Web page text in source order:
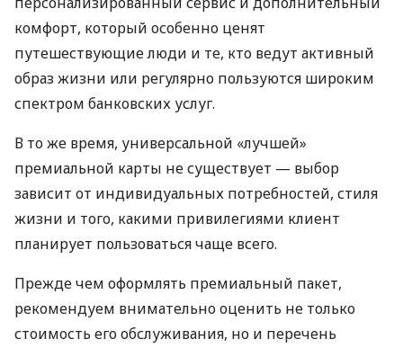
комфорт, который особенно ценят
путешествующие люди и те, кто ведут активный
образ жизни или регулярно пользуются широким
спектром банковских услуг.
В то же время, универсальной «лучшей»
премиальной карты не существует — выбор
зависит от индивидуальных потребностей, стиля
жизни и того, какими привилегиями клиент
планирует пользоваться чаще всего.
Прежде чем оформлять премиальный пакет,
рекомендуем внимательно оценить не только
стоимость его обслуживания, но и перечень